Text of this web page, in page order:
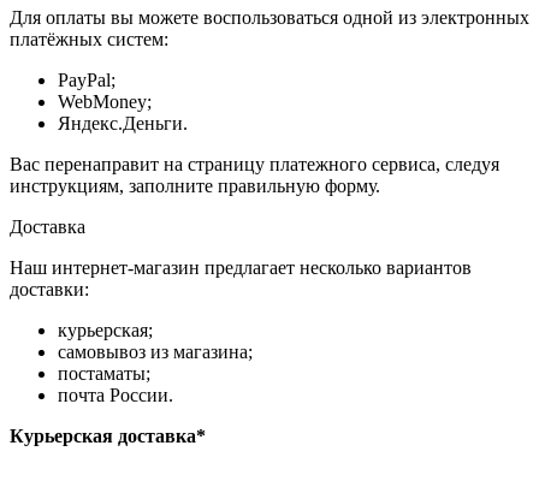
Для оплаты вы можете воспользоваться одной из электронных
платёжных систем:
PayPal;
WebMoney;
Яндекс.Деньги.
Вас перенаправит на страницу платежного сервиса, следуя
инструкциям, заполните правильную форму.
Доставка
Наш интернет-магазин предлагает несколько вариантов
доставки:
курьерская;
самовывоз из магазина;
постаматы;
почта России.
Курьерская доставка*